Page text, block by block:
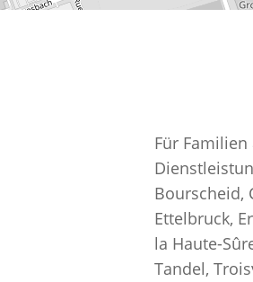
Für
Bourscheid,
Ettelbruck,
la Haute-
Tandel,